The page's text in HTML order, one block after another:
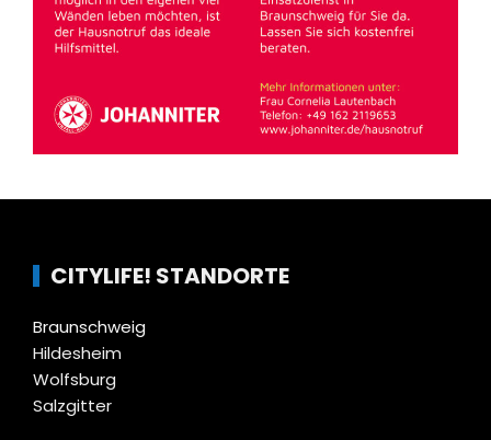
CITYLIFE! STANDORTE
Braunschweig
Hildesheim
Wolfsburg
Salzgitter